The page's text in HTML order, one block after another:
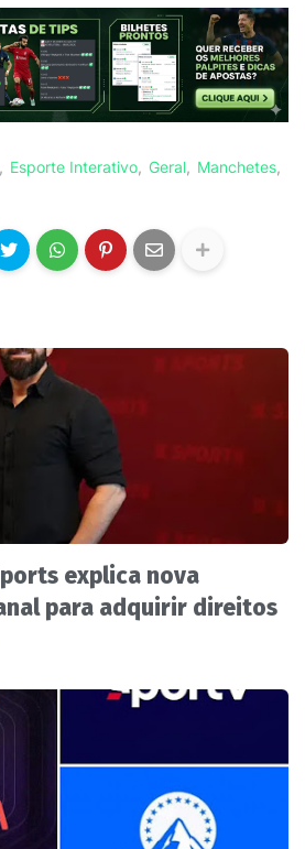
Esporte Interativo Geral
Manchetes
explica nova
para adquirir direitos